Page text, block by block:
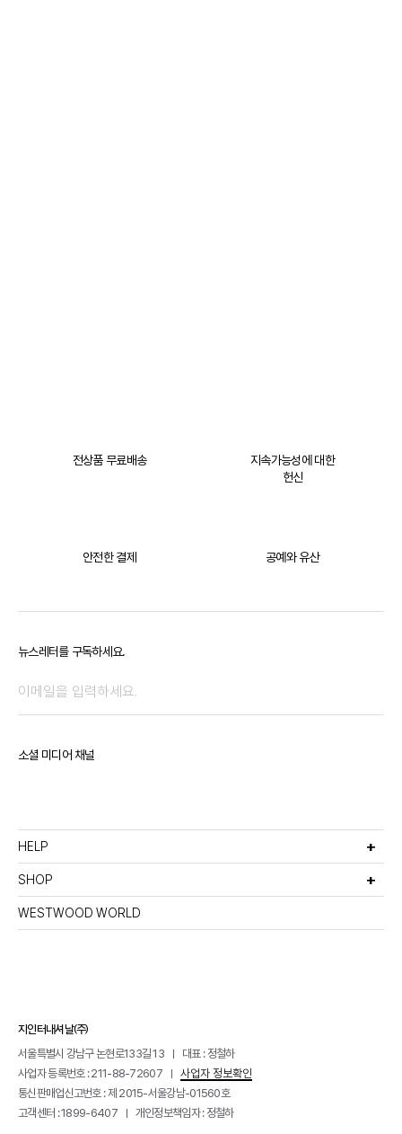
전상품 무료배송
지속가능성에 대한
헌신
안전한 결제 공예와 유산
뉴스레터를 구독하세요.
소셜 미디어 채널
HELP
고객서비스
비회원주문조회
선물포장서비스
반품 및 환불정책
매장찾기
SHOP
멤버십안내
이용약관
이메일무단수집거부
WESTWOOD WORLD
지인터내셔날(주)
서울특별시 강남구 논현로133길 13
대표 : 정철하
사업자 등록번호 : 211-88-72607
사업자 정보확인
통신판매업신고번호 : 제 2015-서울강남-01560호
고객센터 : 1899-6407
개인정보책임자 : 정철하